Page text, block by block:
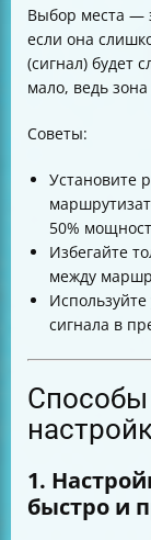
Выбор места —
если она
(сигнал) будет
мало, ведь
Советы:
Установите
50%
Избегайте
между
сигнала в
1.
быстро и